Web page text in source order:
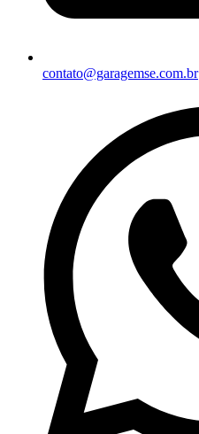
contato@garagemse.com.br